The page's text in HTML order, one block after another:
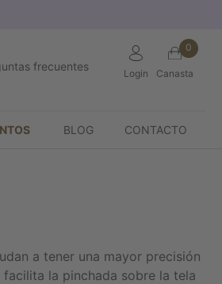
frecuentes
Login
0
Canasta
BLOG CONTACTO
a tener una mayor precisión
la pinchada sobre la tela